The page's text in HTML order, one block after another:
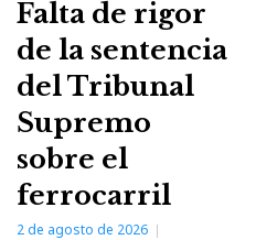
Falta de rigor
de la sentencia
del Tribunal
Supremo
sobre el
ferrocarril
2 de agosto de 2026